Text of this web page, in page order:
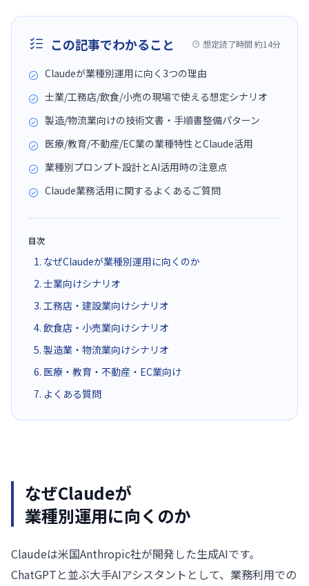
この記事でわかること 想定読了時間 約14分
Claudeが業種別運用に向く3つの理由
士業/工務店/飲食/小売の現場で使える想定シナリオ
製造/物流業向けの技術文書・手順書整備パターン
医療/教育/不動産/EC業の業種特性とClaude活用
業種別プロンプト設計とAI活用時の注意点
Claude業務活用に関するよくあるご質問
目次
1. なぜClaudeが業種別運用に向くのか
2. 士業向けシナリオ
3. 工務店・建設業向けシナリオ
4. 飲食店・小売業向けシナリオ
5. 製造業・物流業向けシナリオ
6. 医療・教育・不動産・EC業向け
7. よくある質問
なぜClaudeが
業種別運用に向くのか
Claudeは米国Anthropic社が開発した生成AIです。
ChatGPTと並ぶ大手AIアシスタントとして、業務利用での